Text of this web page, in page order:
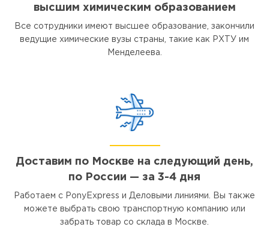
высшим химическим образованием
Все сотрудники имеют высшее образование, закончили
ведущие химические вузы страны, такие как РХТУ им
Менделеева.
Доставим по Москве на следующий день,
по России — за 3-4 дня
Работаем с PonyExpress и Деловыми линиями. Вы также
можете выбрать свою транспортную компанию или
забрать товар со склада в Москве.